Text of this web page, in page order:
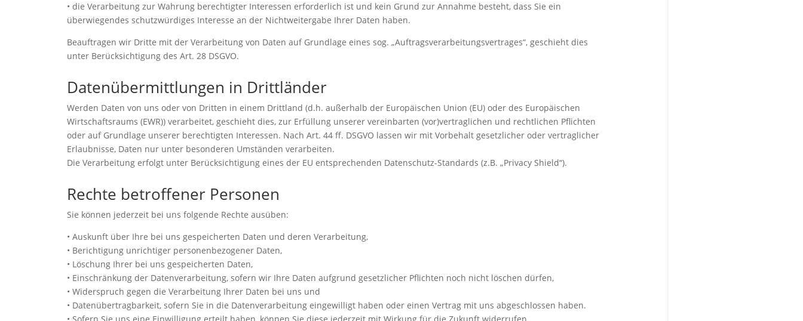
• die Verarbeitung zur Wahrung berechtigter Interessen erforderlich ist und kein Grund zur Annahme besteht, dass Sie ein
überwiegendes schutzwürdiges Interesse an der Nichtweitergabe Ihrer Daten haben.
Beauftragen wir Dritte mit der Verarbeitung von Daten auf Grundlage eines sog. „Auftragsverarbeitungsvertrages“, geschieht dies
unter Berücksichtigung des Art. 28 DSGVO.
Datenübermittlungen in Drittländer
Werden Daten von uns oder von Dritten in einem Drittland (d.h. außerhalb der Europäischen Union (EU) oder des Europäischen
Wirtschaftsraums (EWR)) verarbeitet, geschieht dies, zur Erfüllung unserer vereinbarten (vor)vertraglichen und rechtlichen Pflichten
oder auf Grundlage unserer berechtigten Interessen. Nach Art. 44 ff. DSGVO lassen wir mit Vorbehalt gesetzlicher oder vertraglicher
Erlaubnisse, Daten nur unter besonderen Umständen verarbeiten.
Die Verarbeitung erfolgt unter Berücksichtigung eines der EU entsprechenden Datenschutz-Standards (z.B. „Privacy Shield“).
Rechte betroffener Personen
Sie können jederzeit bei uns folgende Rechte ausüben:
• Auskunft über Ihre bei uns gespeicherten Daten und deren Verarbeitung,
• Berichtigung unrichtiger personenbezogener Daten,
• Löschung Ihrer bei uns gespeicherten Daten,
• Einschränkung der Datenverarbeitung, sofern wir Ihre Daten aufgrund gesetzlicher Pflichten noch nicht löschen dürfen,
• Widerspruch gegen die Verarbeitung Ihrer Daten bei uns und
• Datenübertragbarkeit, sofern Sie in die Datenverarbeitung eingewilligt haben oder einen Vertrag mit uns abgeschlossen haben.